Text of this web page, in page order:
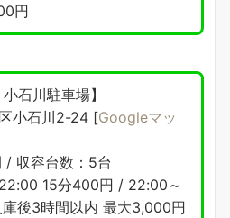
円
石川駐車場】
小石川2-24 [Googleマッ
収容台数：5台
15分400円 / 22:00～
後3時間以内 最大3,000円